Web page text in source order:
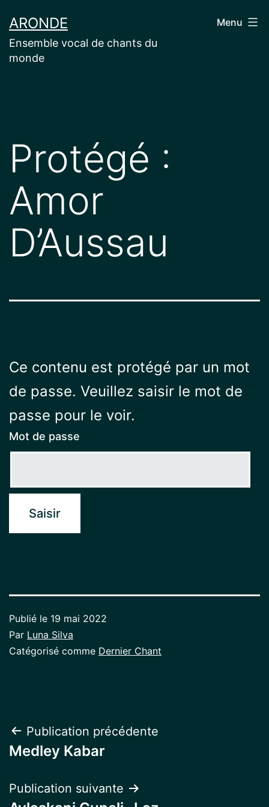
au
contenu
ARONDE
Ensemble vocal de chants du
monde
Menu
Protégé :
Amor
D’Aussau
Ce contenu est protégé par un mot
de passe. Veuillez saisir le mot de
passe pour le voir.
Mot de passe
Publié le 19 mai 2022
Par Luna Silva
Catégorisé comme Dernier Chant
Navigation
de
l’article
Publication précédente
Medley Kabar
Publication suivante